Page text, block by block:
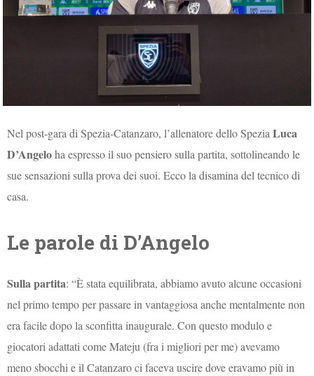
Nel post-gara di Spezia-Catanzaro, l’allenatore dello SpeziaLuca
D’Angeloha espresso il suo pensiero sulla partita, sottolineando le
sue sensazioni sulla prova dei suoi. Ecco la disamina del tecnico di
casa.
Le parole di D’Angelo
Sulla partita: “È stata equilibrata, abbiamo avuto alcune occasioni
nel primo tempo per passare in vantaggiosa anche mentalmente non
era facile dopo la sconfitta inaugurale. Con questo modulo e
giocatori adattati come Mateju (fra i migliori per me) avevamo
meno sbocchi e il Catanzaro ci faceva uscire dove eravamo più in